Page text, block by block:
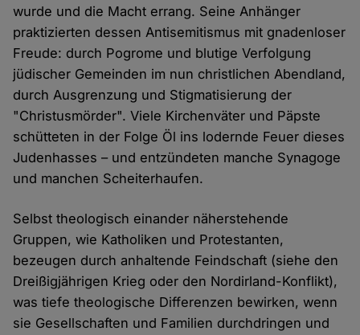
wurde und die Macht errang. Seine Anhänger
praktizierten dessen Antisemitismus mit gnadenloser
Freude: durch Pogrome und blutige Verfolgung
jüdischer Gemeinden im nun christlichen Abendland,
durch Ausgrenzung und Stigmatisierung der
"Christusmörder". Viele Kirchenväter und Päpste
schütteten in der Folge Öl ins lodernde Feuer dieses
Judenhasses – und entzündeten manche Synagoge
und manchen Scheiterhaufen.
Selbst theologisch einander näherstehende
Gruppen, wie Katholiken und Protestanten,
bezeugen durch anhaltende Feindschaft (siehe den
Dreißigjährigen Krieg oder den Nordirland-Konflikt),
was tiefe theologische Differenzen bewirken, wenn
sie Gesellschaften und Familien durchdringen und